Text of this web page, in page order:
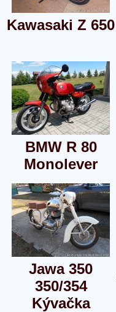
Kawasaki Z 650
BMW R 80
Monolever
Jawa 350
350/354
Kývačka